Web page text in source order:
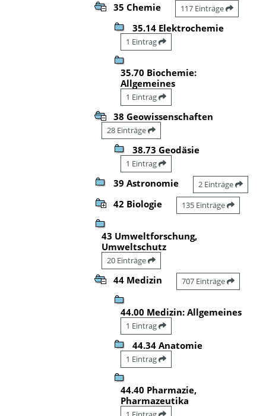
35 Chemie 117 Einträge
35.14 Elektrochemie
1 Eintrag
35.70 Biochemie:
Allgemeines
1 Eintrag
38 Geowissenschaften
28 Einträge
38.73 Geodäsie
1 Eintrag
39 Astronomie 2 Einträge
42 Biologie 135 Einträge
43 Umweltforschung,
Umweltschutz
20 Einträge
44 Medizin 707 Einträge
44.00 Medizin: Allgemeines
1 Eintrag
44.34 Anatomie
1 Eintrag
44.40 Pharmazie,
Pharmazeutika